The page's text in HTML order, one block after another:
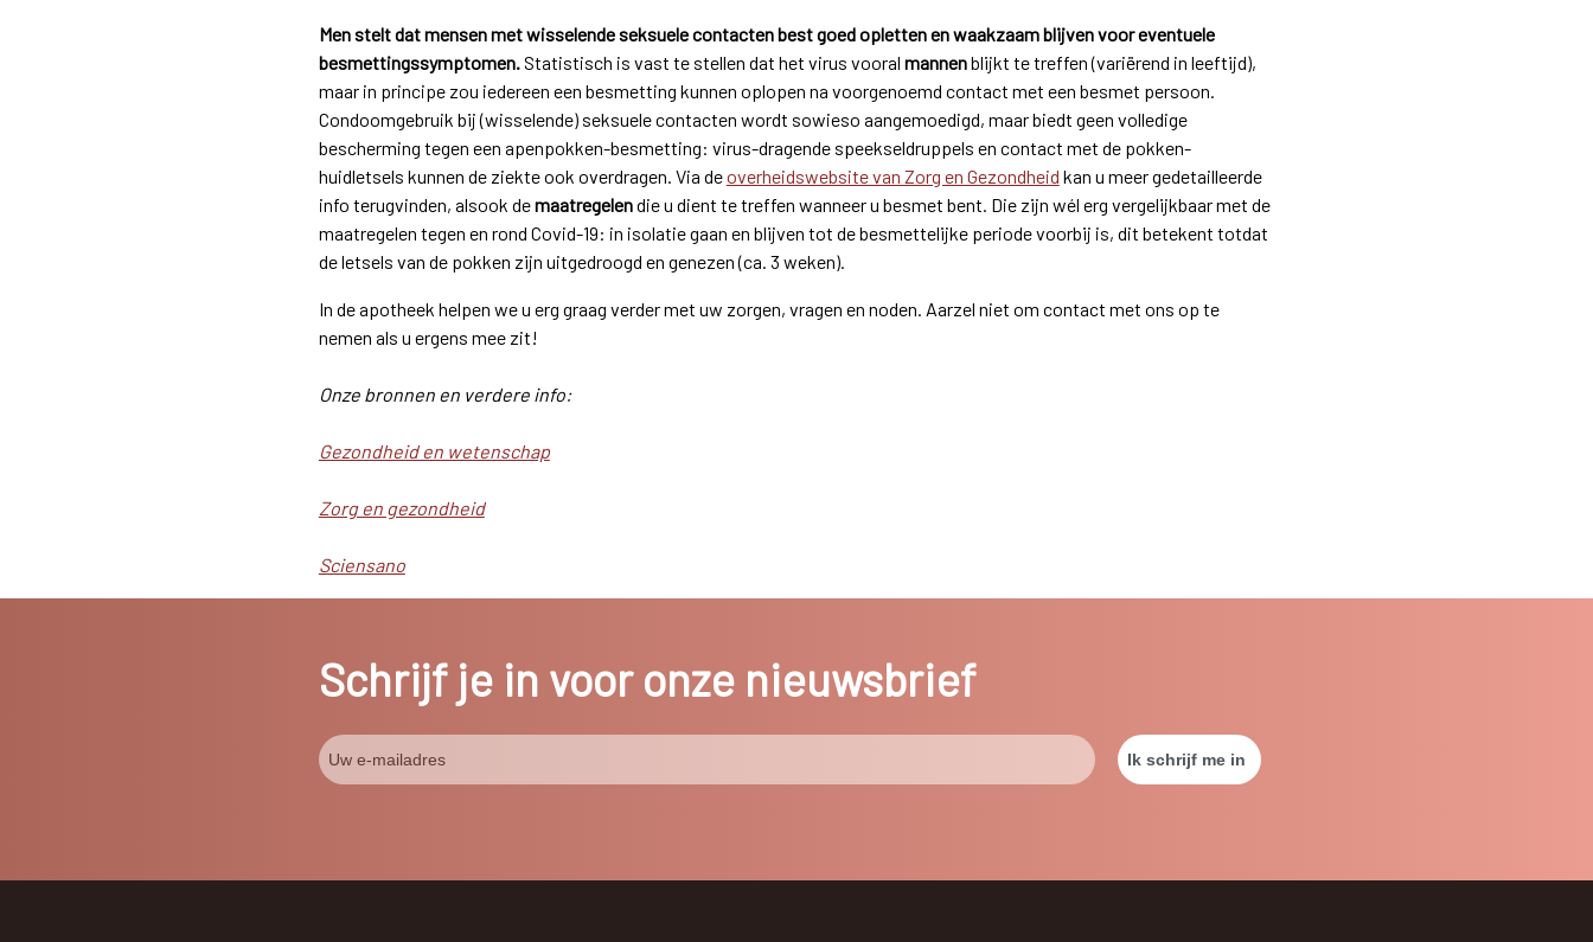
Men stelt dat mensen met wisselende seksuele contacten best goed opletten en waakzaam blijven voor eventuele
besmettingssymptomen.Statistisch is vast te stellen dat het virus vooral mannenblijkt te treffen (variërend in leeftijd),
maar in principe zou iedereen een besmetting kunnen oplopen na voorgenoemd contact met een besmet persoon.
Condoomgebruik bij (wisselende) seksuele contacten wordt sowieso aangemoedigd, maar biedt geen volledige
bescherming tegen een apenpokken-besmetting: virus-dragende speekseldruppels en contact met de pokken-
huidletsels kunnen de ziekte ook overdragen. Via deoverheidswebsite van Zorg en Gezondheid kan u meer gedetailleerde
info terugvinden, alsook demaatregelendie u dient te treffen wanneer u besmet bent. Die zijn wél erg vergelijkbaar met de
maatregelen tegen en rond Covid-19: in isolatie gaan en blijven tot de besmettelijke periode voorbij is, dit betekent totdat
de letsels van de pokken zijn uitgedroogd en genezen (ca. 3 weken).
In de apotheek helpen we u erg graag verder met uw zorgen, vragen en noden. Aarzel niet om contact met ons op te
nemen als u ergens mee zit!
Onze bronnen en verdere info:
Gezondheid en wetenschap
Zorg en gezondheid
Sciensano
Schrijf je in voor onze nieuwsbrief